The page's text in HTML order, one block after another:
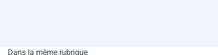
Dans la même rubrique